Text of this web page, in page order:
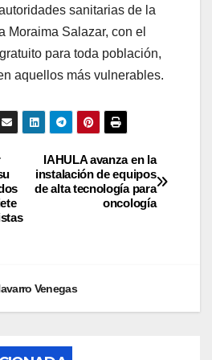
sanitarias de la
Moraima Salazar, con el
para toda población,
aquellos más vulnerables.
IAHULA avanza en la
instalación de equipos
de alta tecnología para
oncología
Venegas